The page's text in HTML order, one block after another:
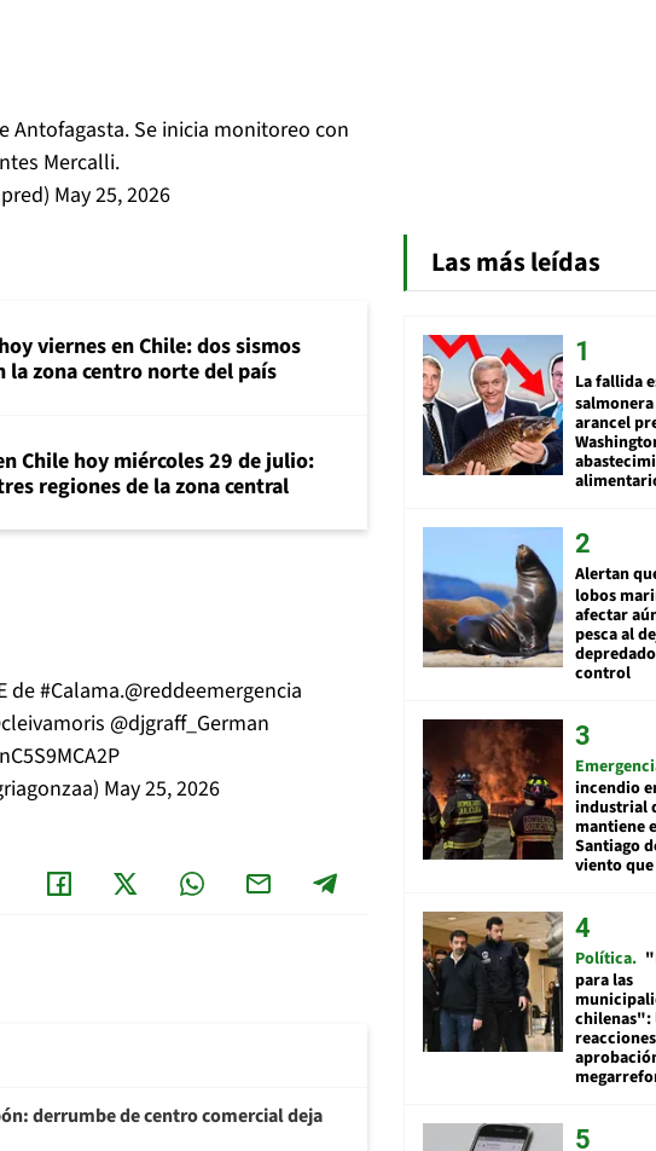
Antofagasta. Se inicia monitoreo con
Mercalli.
May 25, 2026
viernes en Chile: dos sismos
la zona centro norte del país
Chile hoy miércoles 29 de julio:
regiones de la zona central
de#Calama.@reddeemergencia
@djgraff_German
May 25, 2026
derrumbe de centro comercial deja
Las más leídas
La fallida
arancel
Alertan
lobos
afectar
pesca al
control
incendio
industrial
mantiene
Santiago
viento que
Política
para las
chilenas":